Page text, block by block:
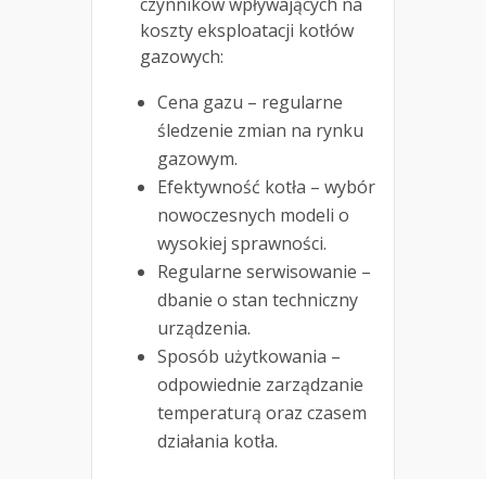
koszty eksploatacji kotłów
gazowych:
Cena gazu – regularne
śledzenie zmian na rynku
gazowym.
Efektywność kotła – wybór
nowoczesnych modeli o
wysokiej sprawności.
Regularne serwisowanie –
dbanie o stan techniczny
urządzenia.
Sposób użytkowania –
odpowiednie zarządzanie
temperaturą oraz czasem
działania kotła.